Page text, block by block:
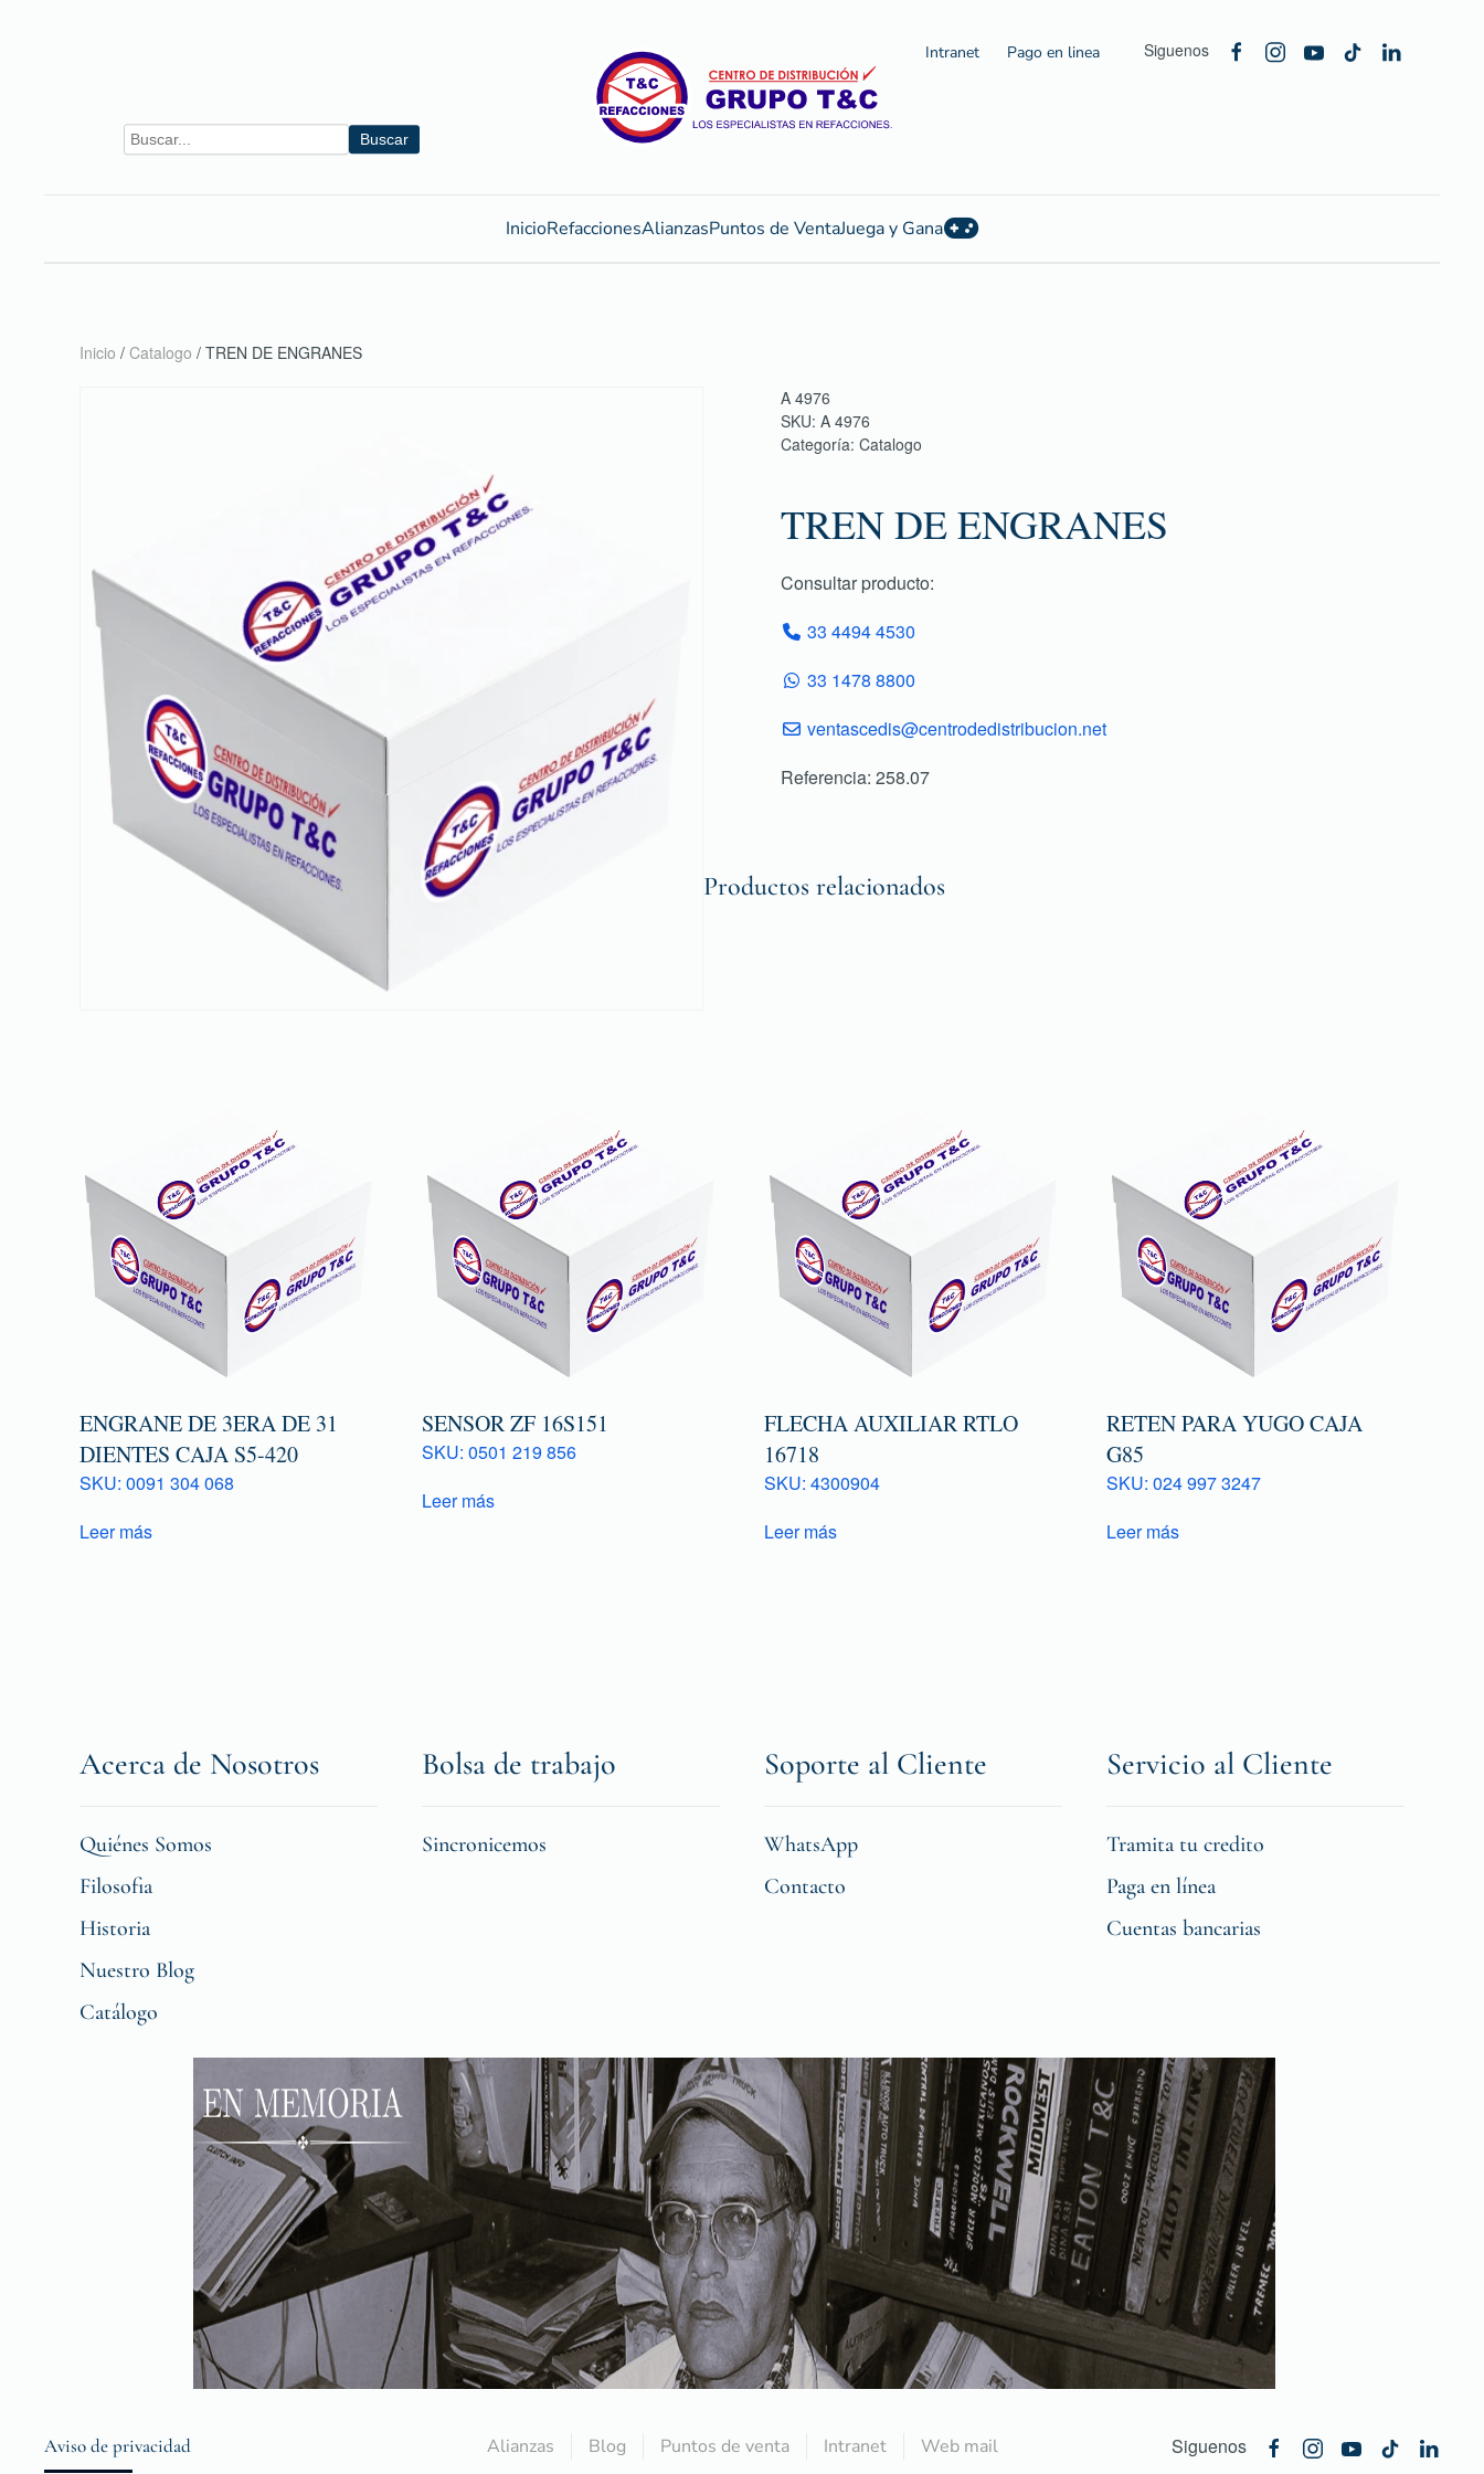
Buscar
Intranet Pago en linea Siguenos
InicioRefaccionesAlianzasPuntos de VentaJuega y Gana
Inicio / Catalogo / TREN DE ENGRANES
A 4976
SKU: A 4976
Categoría: Catalogo
TREN DE ENGRANES
Consultar producto:
33 4494 4530
33 1478 8800
ventascedis@centrodedistribucion.net
Referencia: 258.07
Productos relacionados
ENGRANE DE 3ERA DE 31
DIENTES CAJA S5-420
SKU: 0091 304 068
Leer más
SENSOR ZF 16S151
SKU: 0501 219 856
Leer más
FLECHA AUXILIAR RTLO
16718
SKU: 4300904
Leer más
RETEN PARA YUGO CAJA
G85
SKU: 024 997 3247
Leer más
Acerca de Nosotros
Quiénes Somos
Filosofia
Historia
Nuestro Blog
Catálogo
Bolsa de trabajo
Sincronicemos
Soporte al Cliente
WhatsApp
Contacto
Servicio al Cliente
Tramita tu credito
Paga en línea
Cuentas bancarias
Aviso de privacidad Alianzas Blog Puntos de venta Intranet Web mail Siguenos